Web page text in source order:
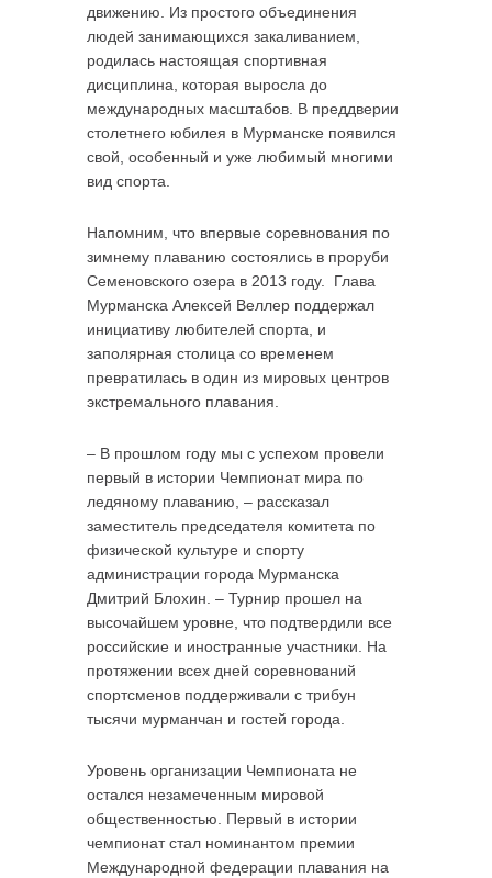
движению. Из простого объединения
людей занимающихся закаливанием,
родилась настоящая спортивная
дисциплина, которая выросла до
международных масштабов. В преддверии
столетнего юбилея в Мурманске появился
свой, особенный и уже любимый многими
вид спорта.
Напомним, что впервые соревнования по
зимнему плаванию состоялись в проруби
Семеновского озера в 2013 году. Глава
Мурманска Алексей Веллер поддержал
инициативу любителей спорта, и
заполярная столица со временем
превратилась в один из мировых центров
экстремального плавания.
– В прошлом году мы с успехом провели
первый в истории Чемпионат мира по
ледяному плаванию, – рассказал
заместитель председателя комитета по
физической культуре и спорту
администрации города Мурманска
Дмитрий Блохин. – Турнир прошел на
высочайшем уровне, что подтвердили все
российские и иностранные участники. На
протяжении всех дней соревнований
спортсменов поддерживали с трибун
тысячи мурманчан и гостей города.
Уровень организации Чемпионата не
остался незамеченным мировой
общественностью. Первый в истории
чемпионат стал номинантом премии
Международной федерации плавания на